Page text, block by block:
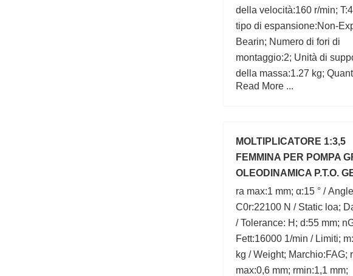
della velocità:160 r/min;
tipo di espansione:Non-
Bearin; Numero di fori di
montaggio:2; Unità di
della massa:1.27 kg;
minima di acquisto:N/A;
finitura/rivestim
Read More ...
MOLTIPLICATORE 1:3,5
FEMMINA PER POMPA
OLEODINAMICA P.T.O.
BOX
ra max:1 mm; α:15 ° /
C0r:22100 N / Static loa;
/ Tolerance: H; d:55 mm;
Fett:16000 1/min / Limiti;
kg / Weight; Marchio:FAG;
max:0,6 mm; rmin:1,1 mm;